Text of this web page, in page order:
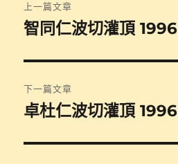
章
覽
上一篇文章
上
篇
文
章:
智同仁波切灌頂 1996
下一篇文章
下
篇
卓杜仁波切灌頂 1996